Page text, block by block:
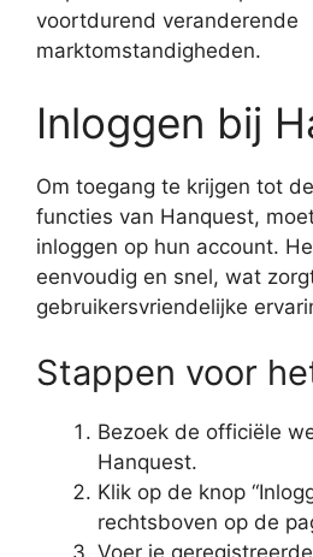
voortdurend veranderende
marktomstandigheden.
Inloggen bij
Om toegang te krijgen tot
functies van Hanquest,
inloggen op hun account.
eenvoudig en snel, wat
gebruikersvriendelijke
Stappen voor
Bezoek de officiële
Hanquest.
Klik op de knop
rechtsboven op de
Voer je